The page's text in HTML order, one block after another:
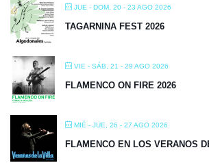
JUE - DOM, 20 - 23 AGO 2026
TAGARNINA FEST 2026
VIE - SÁB, 21 - 29 AGO 2026
FLAMENCO ON FIRE 2026
MIÉ - JUE, 26 - 27 AGO 2026
FLAMENCO EN LOS VERANOS